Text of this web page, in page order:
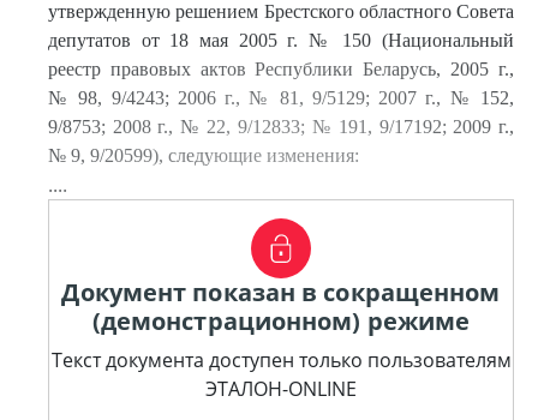
утвержденную решением Брестского областного Совета
депутатов от 18 мая 2005 г. № 150 (Национальный
реестр правовых актов Республики Беларусь, 2005 г.,
№ 98, 9/4243; 2006 г., № 81, 9/5129; 2007 г., № 152,
9/8753; 2008 г., № 22, 9/12833; № 191, 9/17192; 2009 г.,
№ 9, 9/20599), следующие изменения:
....
Документ показан в сокращенном
(демонстрационном) режиме
Текст документа доступен только пользователям
ЭТАЛОН-ONLINE